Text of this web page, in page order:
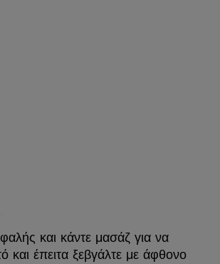
και κάντε μασάζ για να
και έπειτα ξεβγάλτε με άφθονο